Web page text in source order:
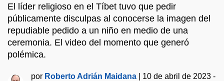
El líder religioso en el Tíbet tuvo que pedir
públicamente disculpas al conocerse la imagen del
repudiable pedido a un niño en medio de una
ceremonia. El video del momento que generó
polémica.
por Roberto Adrián Maidana
10 de abril de 2023 -